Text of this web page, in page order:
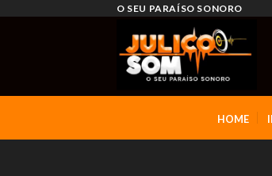
O SEU PARAÍSO SONORO
HOME